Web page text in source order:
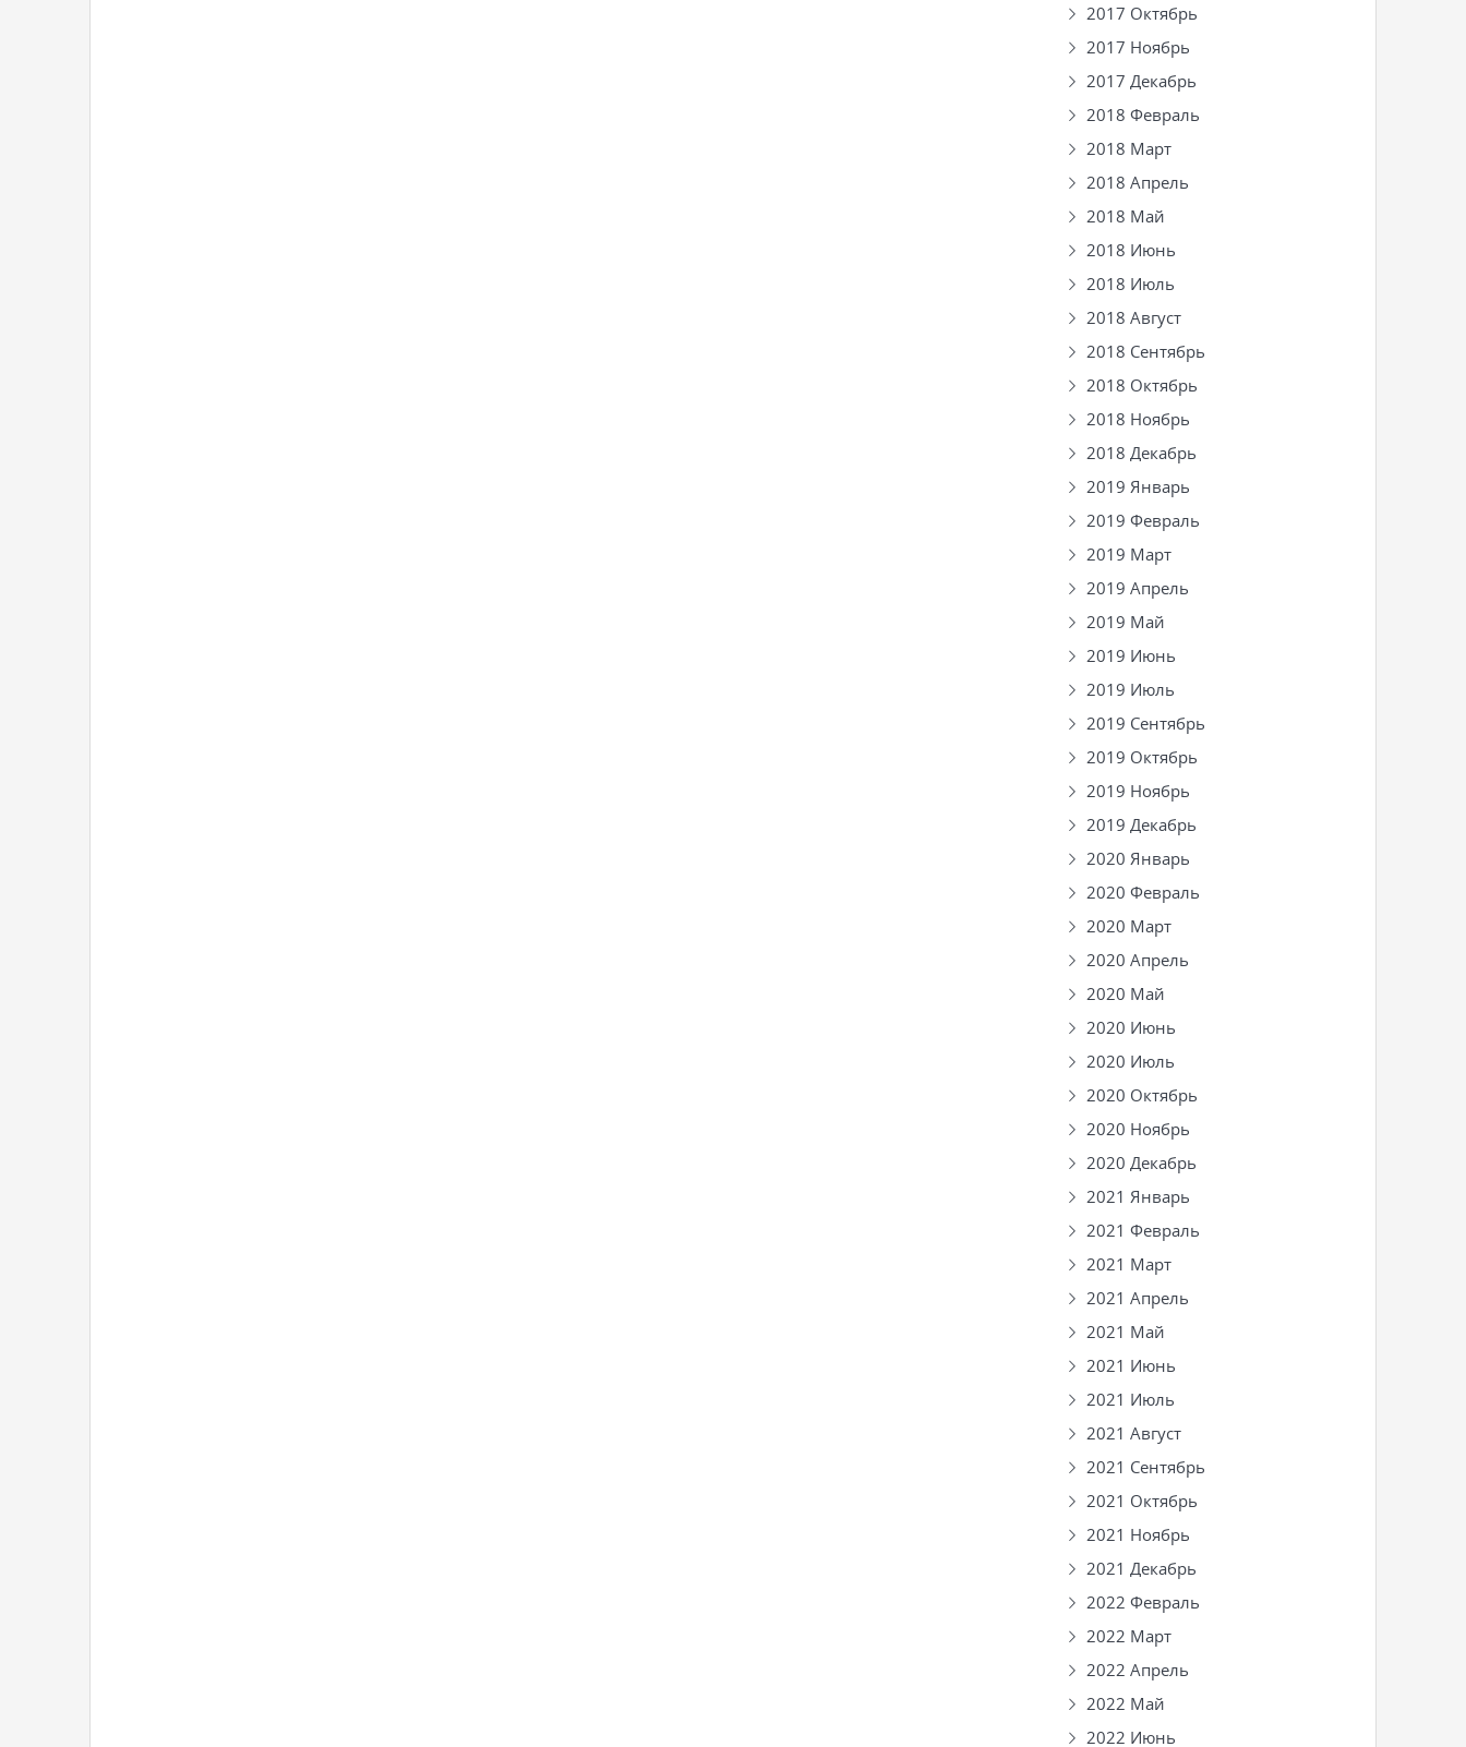
2017 Октябрь
2017 Ноябрь
2017 Декабрь
2018 Февраль
2018 Март
2018 Апрель
2018 Май
2018 Июнь
2018 Июль
2018 Август
2018 Сентябрь
2018 Октябрь
2018 Ноябрь
2018 Декабрь
2019 Январь
2019 Февраль
2019 Март
2019 Апрель
2019 Май
2019 Июнь
2019 Июль
2019 Сентябрь
2019 Октябрь
2019 Ноябрь
2019 Декабрь
2020 Январь
2020 Февраль
2020 Март
2020 Апрель
2020 Май
2020 Июнь
2020 Июль
2020 Октябрь
2020 Ноябрь
2020 Декабрь
2021 Январь
2021 Февраль
2021 Март
2021 Апрель
2021 Май
2021 Июнь
2021 Июль
2021 Август
2021 Сентябрь
2021 Октябрь
2021 Ноябрь
2021 Декабрь
2022 Февраль
2022 Март
2022 Апрель
2022 Май
2022 Июнь